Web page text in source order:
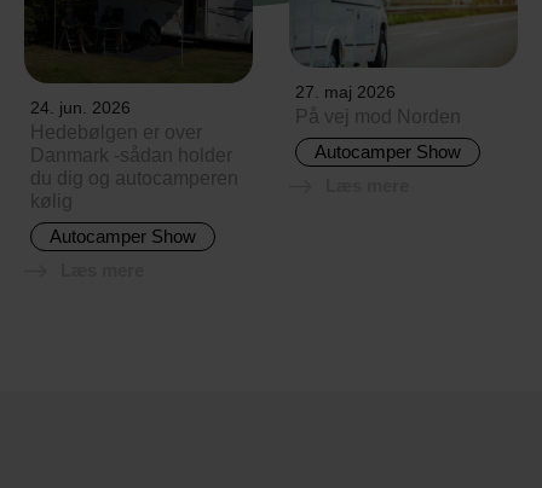
24. jun. 2026
Hedebølgen er over
Danmark -sådan holder
du dig og autocamperen
kølig
Autocamper Show
27. maj 2026
På vej mod Norden
Autocamper Show